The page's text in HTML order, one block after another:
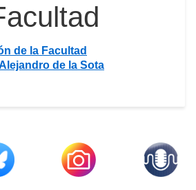
de la Facultad
de la Sota